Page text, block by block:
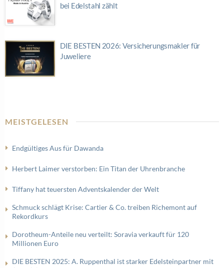
bei Edelstahl zählt
DIE BESTEN 2026: Versicherungsmakler für
Juweliere
MEISTGELESEN
Endgültiges Aus für Dawanda
Herbert Laimer verstorben: Ein Titan der Uhrenbranche
Tiffany hat teuersten Adventskalender der Welt
Schmuck schlägt Krise: Cartier & Co. treiben Richemont auf
Rekordkurs
Dorotheum-Anteile neu verteilt: Soravia verkauft für 120
Millionen Euro
DIE BESTEN 2025: A. Ruppenthal ist starker Edelsteinpartner mit